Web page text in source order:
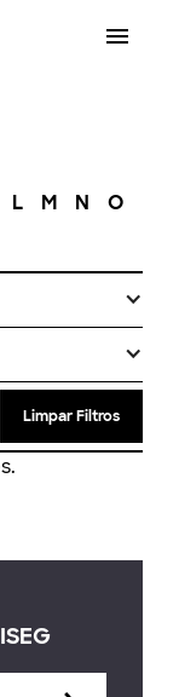
L M N O
Limpar Filtros